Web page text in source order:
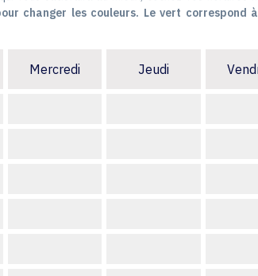
changer les couleurs. Le vert correspond
Mercredi Jeudi